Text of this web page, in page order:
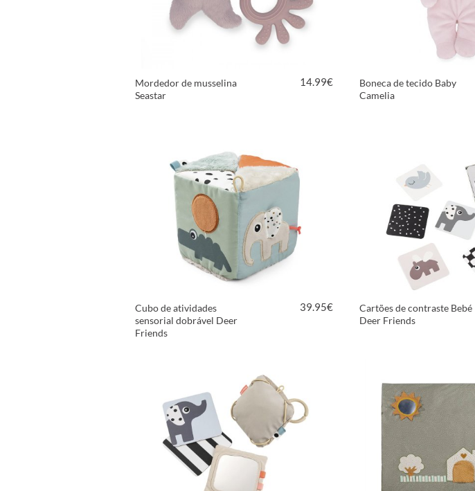
Mordedor de musselina
Seastar
14.99€
Boneca de tecido Baby
Camelia
Cubo de atividades
sensorial dobrável Deer
Friends
39.95€
Cartões de contraste Bebé
Deer Friends